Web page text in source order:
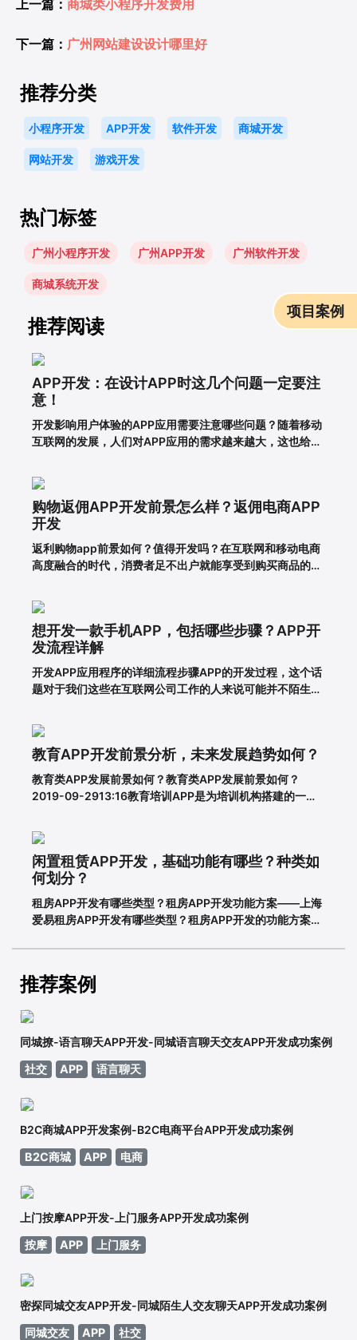
上一篇： 商城类小程序开发费用
下一篇： 广州网站建设设计哪里好
推荐分类
小程序开发 APP开发 软件开发 商城开发
网站开发 游戏开发
热门标签
广州小程序开发 广州APP开发 广州软件开发
商城系统开发
推荐阅读
APP开发：在设计APP时这几个问题一定要注
意！
开发影响用户体验的APP应用需要注意哪些问题？随着移动
互联网的发展，人们对APP应用的需求越来越大，这也给企
望从中获得更多的发展机会。当然，并不仅仅是开发APP应
用就能达到目的。前提一定是保证APP应用的优秀用户体
验。这样，在
购物返佣APP开发前景怎么样？返佣电商APP
开发
返利购物app前景如何？值得开发吗？在互联网和移动电商
高度融合的时代，消费者足不出户就能享受到购买商品的便
用户，许多企业和商家开始致力于返利购物app的建设。返
利购物app有什么优势？一、在网络上购买商品有哪些利
弊?对于消费者的
想开发一款手机APP，包括哪些步骤？APP开
发流程详解
开发APP应用程序的详细流程步骤APP的开发过程，这个话
题对于我们这些在互联网公司工作的人来说可能并不陌生，
了。其实，APP开发的流程并不复杂，接下来就带大家一起
看一下一套完整的APP开发流程包含哪些步骤。一、基本功
能需求阶段0
教育APP开发前景分析，未来发展趋势如何？
教育类APP发展前景如何？教育类APP发展前景如何？
2019-09-2913:16教育培训APP是为培训机构搭建的一个
的来了吗？据调查，截至2018年6月，我国网民规模达8.02
亿，普及率57.7%。其中，手机网民规模已达7.8
闲置租赁APP开发，基础功能有哪些？种类如
何划分？
租房APP开发有哪些类型？租房APP开发功能方案——上海
爱易租房APP开发有哪些类型？租房APP开发的功能方案
基本功能有哪些，如何划分？说到租赁，相信大家都不陌
推荐案例
同城撩-语言聊天APP开发-同城语言聊天交友APP开发成功案例
社交
APP 语言聊天
B2C商城APP开发案例-B2C电商平台APP开发成功案例
B2C商城
APP 电商
上门按摩APP开发-上门服务APP开发成功案例
按摩
APP 上门服务
密探同城交友APP开发-同城陌生人交友聊天APP开发成功案例
同城交友
APP 社交
项目案例
微信联系方式
搜索微信号（邓经理）
一键复制微信号